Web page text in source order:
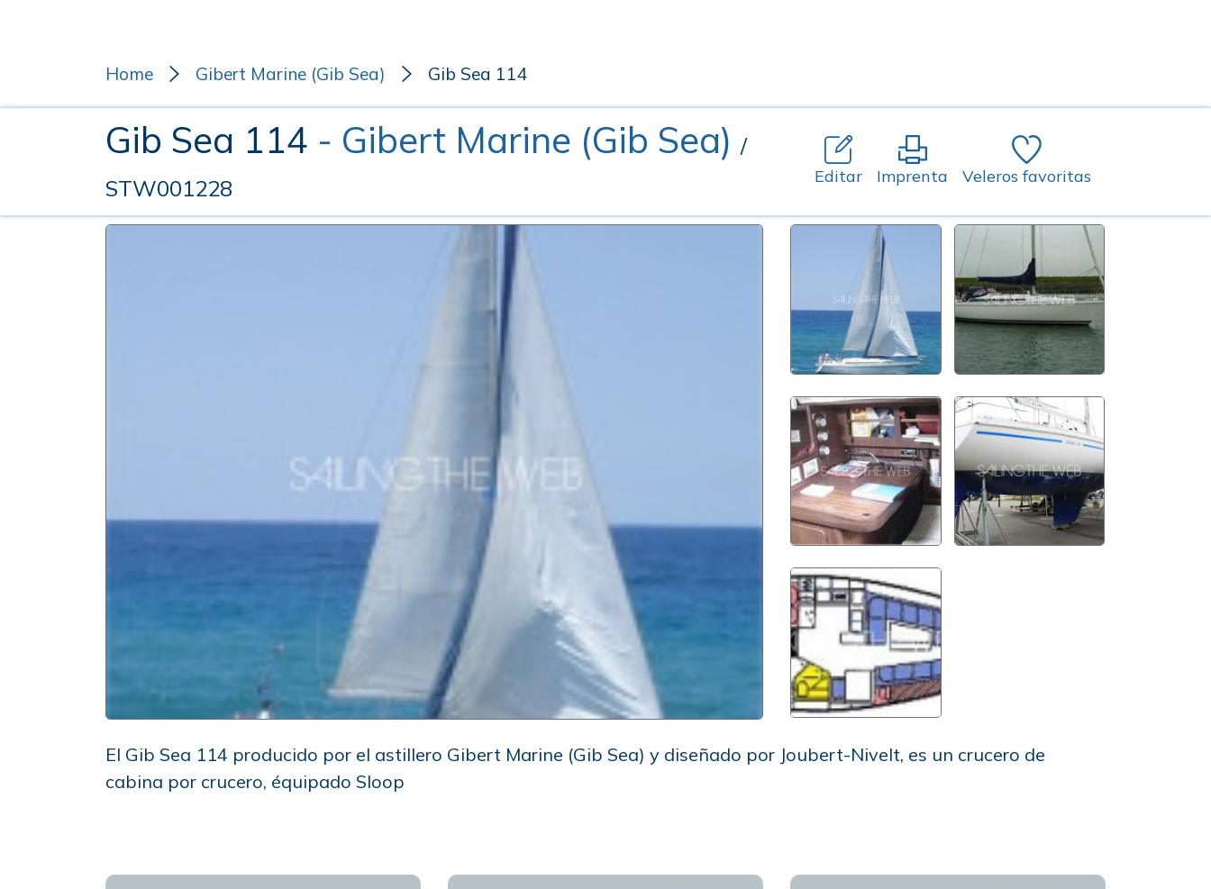
Home Gibert Marine (Gib Sea) Gib Sea 114
Gib Sea 114 - Gibert Marine (Gib Sea) /
STW001228
Editar Imprenta Veleros favoritas
El Gib Sea 114 producido por el astillero Gibert Marine (Gib Sea) y diseñado por Joubert-Nivelt, es un crucero de
cabina por crucero, équipado Sloop